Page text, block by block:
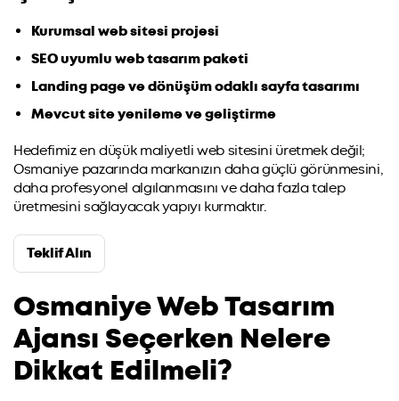
Kurumsal web sitesi projesi
SEO uyumlu web tasarım paketi
Landing page ve dönüşüm odaklı sayfa tasarımı
Mevcut site yenileme ve geliştirme
Hedefimiz en düşük maliyetli web sitesini üretmek değil;
Osmaniye pazarında markanızın daha güçlü görünmesini,
daha profesyonel algılanmasını ve daha fazla talep
üretmesini sağlayacak yapıyı kurmaktır.
Teklif Alın
Osmaniye Web Tasarım
Ajansı Seçerken Nelere
Dikkat Edilmeli?